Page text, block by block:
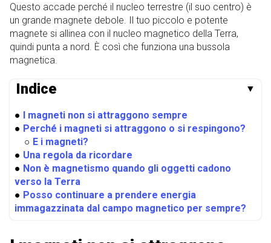
Questo accade perché il nucleo terrestre (il suo centro) è
un grande magnete debole. Il tuo piccolo e potente
magnete si allinea con il nucleo magnetico della Terra,
quindi punta a nord. È così che funziona una bussola
magnetica.
Indice ▼
● I magneti non si attraggono sempre
● Perché i magneti si attraggono o si respingono?
○ E i magneti?
● Una regola da ricordare
● Non è magnetismo quando gli oggetti cadono
verso la Terra
● Posso continuare a prendere energia
immagazzinata dal campo magnetico per sempre?